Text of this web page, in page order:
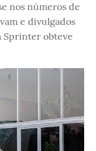
nos números de
e divulgados
Sprinter obteve